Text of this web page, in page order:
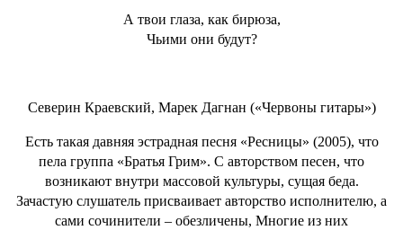
А твои глаза, как бирюза,
Чьими они будут?
Северин Краевский, Марек Дагнан («Червоны гитары»)
Есть такая давняя эстрадная песня «Ресницы» (2005), что
пела группа «Братья Грим». С авторством песен, что
возникают внутри массовой культуры, сущая беда.
Зачастую слушатель присваивает авторство исполнителю, а
сами сочинители – обезличены, Многие из них